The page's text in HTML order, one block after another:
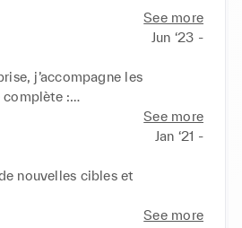
dans votre réussite.
épanouissante dans le
See more
Jun ‘23 -
j’accompagne les
complète :
et lancement de produits
campagnes Ads et
élaboration de stratégies
See more
Jan ‘21 -
nouvelles cibles et
adaptées aux
See more